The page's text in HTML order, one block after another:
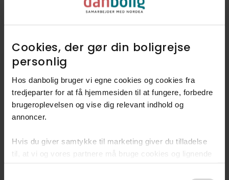
Cookies, der gør din boligrejse
personlig​
Hos danbolig bruger vi egne cookies og cookies fra
tredjeparter for at få hjemmesiden til at fungere, forbedre
brugeroplevelsen og vise dig relevant indhold og
annoncer.​
Hvis du giver samtykke til marketing giver du tilladelse
til, at vi og vores partnere må bruge cookies og lignende
143 m²4 rum
Åbent hus 9. aug. 14.00 - 14.20